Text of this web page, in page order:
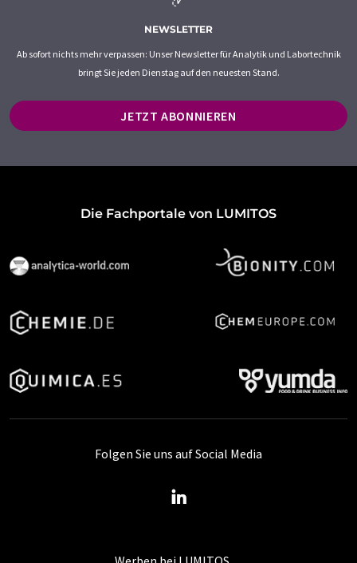
NEWSLETTER
Ab sofort nichts mehr verpassen: Unser Newsletter für Analytik und Labortechnik
bringt Sie jeden Dienstag auf den neuesten Stand.
JETZT ABONNIEREN
Die Fachportale von LUMITOS
Folgen Sie uns auf Social Media